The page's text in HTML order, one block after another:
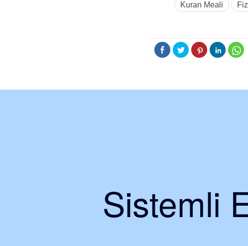
Kuran Meali
Sistemli